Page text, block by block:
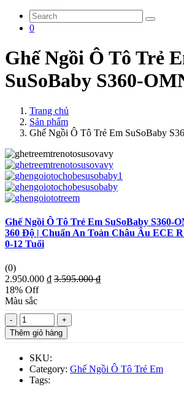
0
Ghế Ngồi Ô Tô Trẻ
SuSoBaby S360-
Trang chủ
Sản phẩm
Ghế Ngồi Ô Tô Trẻ Em SuSoBaby
Ghế Ngồi Ô Tô Trẻ Em SuSoBaby S360-
360 Độ | Chuẩn An Toàn Châu Âu ECE
0-12 Tuổi
(0)
2.950.000 ₫ 3.595.000 ₫
18% Off
Màu sắc
Thêm giỏ hàng
SKU:
Category: Ghế Ngồi Ô Tô Trẻ Em
Tags: